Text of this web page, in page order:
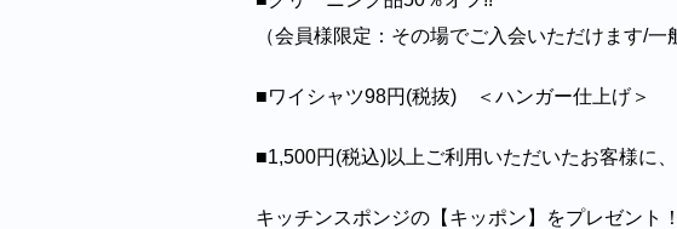
（会員様限定：その場でご入会いただけます/一
■ワイシャツ98円(税抜) ＜ハンガー仕上げ＞
■1,500円(税込)以上ご利用いただいたお客様に、
キッチンスポンジの【キッポン】をプレゼント！